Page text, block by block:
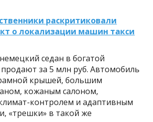
раскритиковали
о локализации машин такси
седан в богатой
за 5 млн руб. Автомобиль
крышей, большим
кожаным салоном,
контролем и адаптивным
«трешки» в такой же